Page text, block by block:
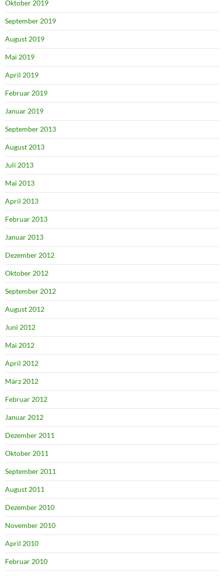
Oktober 2019
September 2019
August 2019
Mai 2019
April 2019
Februar 2019
Januar 2019
September 2013
August 2013
Juli 2013
Mai 2013
April 2013
Februar 2013
Januar 2013
Dezember 2012
Oktober 2012
September 2012
August 2012
Juni 2012
Mai 2012
April 2012
März 2012
Februar 2012
Januar 2012
Dezember 2011
Oktober 2011
September 2011
August 2011
Dezember 2010
November 2010
April 2010
Februar 2010